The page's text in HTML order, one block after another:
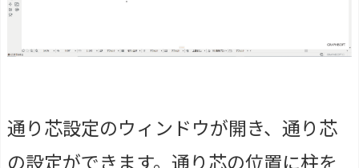
通り芯設定のウィンドウが開き、通り芯
の設定ができます。通り芯の位置に柱を